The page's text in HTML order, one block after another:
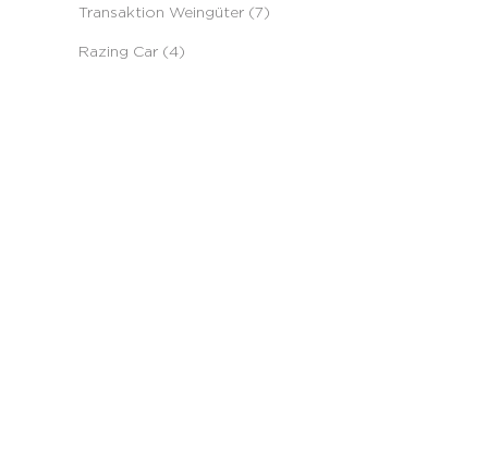
Transaktion Weingüter (7)
Razing Car (4)